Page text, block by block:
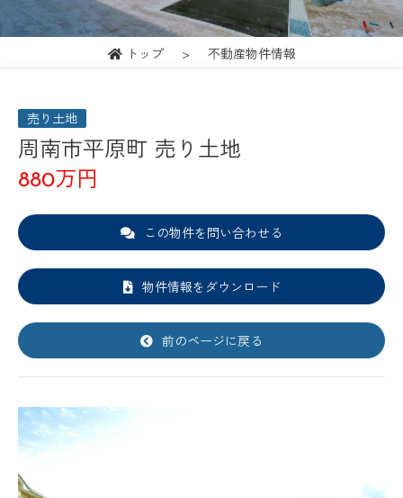
トップ 不動産物件情報
売り土地
周南市平原町 売り土地
880万円
この物件を問い合わせる
物件情報をダウンロード
前のページに戻る